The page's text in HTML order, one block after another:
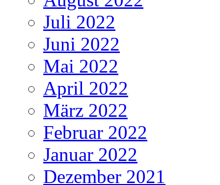
Juli 2022
Juni 2022
Mai 2022
April 2022
März 2022
Februar 2022
Januar 2022
Dezember 2021